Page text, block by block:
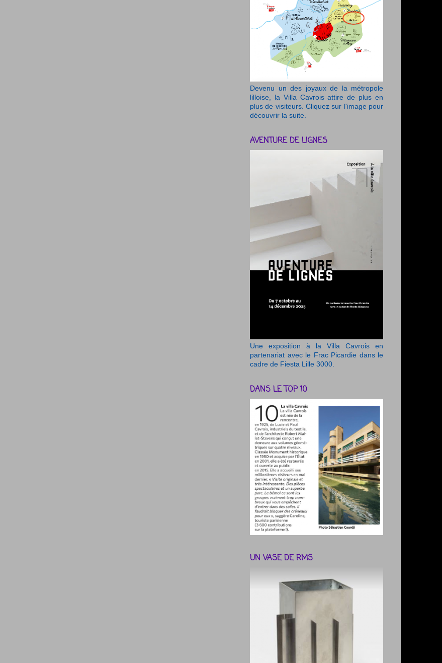
Devenu un des joyaux de la métropole
lilloise, la Villa Cavrois attire de plus en
plus de visiteurs. Cliquez sur l'image pour
découvrir la suite.
AVENTURE DE LIGNES
Une exposition à la Villa Cavrois en
partenariat avec le Frac Picardie dans le
cadre de Fiesta Lille 3000.
DANS LE TOP 10
UN VASE DE RMS